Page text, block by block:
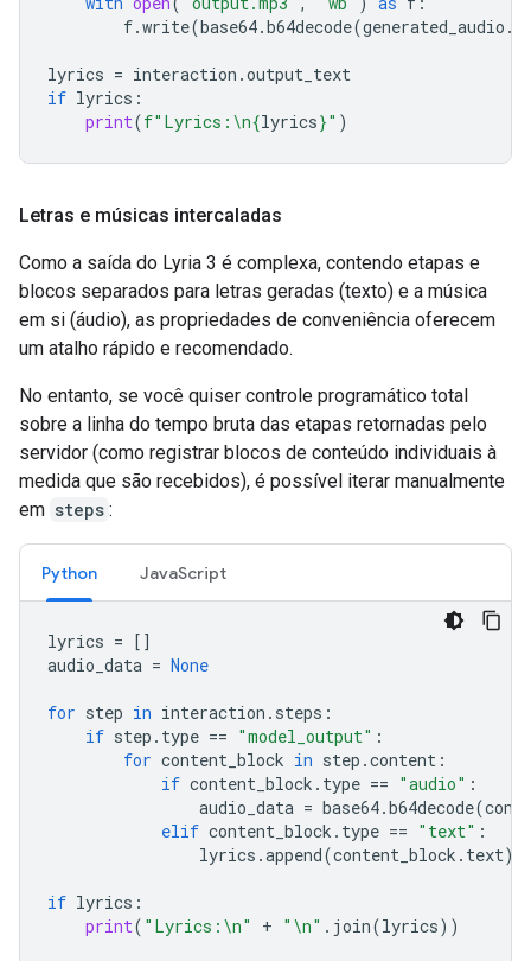
f.write(base64.b64decode(generated_audio .
lyrics = interaction .output_text
if lyrics :
print(f"Lyrics: \n{lyrics}" )
Letras e músicas intercaladas
Como a saída do Lyria 3 é complexa, contendo etapas e
blocos separados para letras geradas (texto) e a música
em si (áudio), as propriedades de conveniência oferecem
um atalho rápido e recomendado.
No entanto, se você quiser controle programático total
sobre a linha do tempo bruta das etapas retornadas pelo
servidor (como registrar blocos de conteúdo individuais à
medida que são recebidos), é possível iterar manualmente
em steps :
Python JavaScript
lyrics = []
audio_data = None
for step in interaction . steps :
if step . type == "model_output" :
for content_block in step .content :
if content_block . type == "audio" :
audio_data = base64.b64decode(
elif content_block . type == "text" :
lyrics .append(content_block . text)
if lyrics :
print( "Lyrics: \n" + " \n" . join(lyrics))